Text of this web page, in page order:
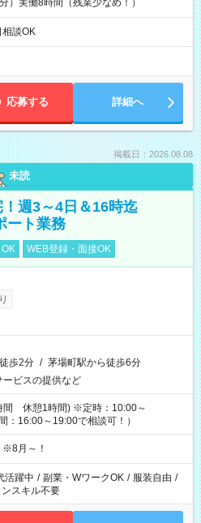
）実働8時間（残業少なめ！）
談OK
応募する 詳細へ
掲載日：2026.08.08
未読
週3～4日＆16時迄
ート業務
WEB登録・面接OK
歩2分 / 茅場町駅から徒歩6分
ビスの提供など
間 休憩1時間) ※定時：10:00～
16:00～19:00で相談可！）
月～！
活躍中 / 副業・WワークOK / 服装自由 /
スキル不要